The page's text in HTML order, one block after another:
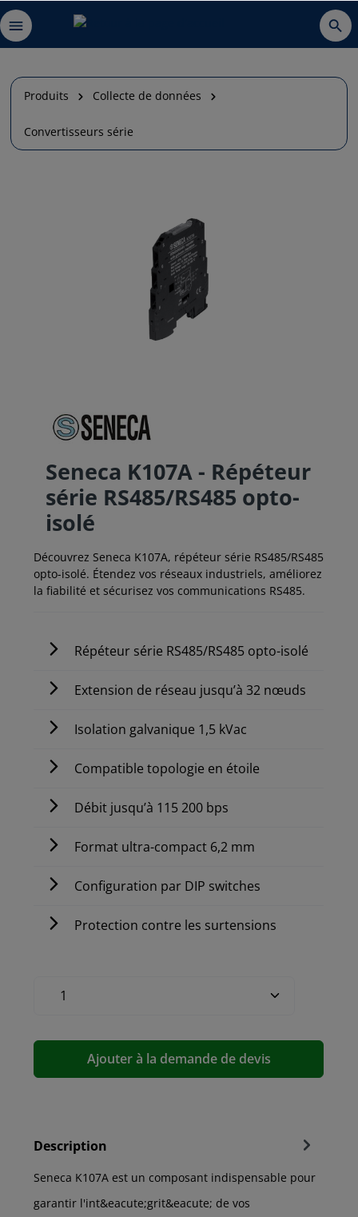
Produits Collecte de données
Convertisseurs série
Seneca K107A - Répéteur
série RS485/RS485 opto-
isolé
Découvrez Seneca K107A, répéteur série RS485/RS485
opto-isolé. Étendez vos réseaux industriels, améliorez
la fiabilité et sécurisez vos communications RS485.
Répéteur série RS485/RS485 opto-isolé
Extension de réseau jusqu’à 32 nœuds
Isolation galvanique 1,5 kVac
Compatible topologie en étoile
Débit jusqu’à 115 200 bps
Format ultra-compact 6,2 mm
Configuration par DIP switches
Protection contre les surtensions
Ajouter à la demande de devis
Description
Seneca K107A est un composant indispensable pour
garantir l'int&eacute;grit&eacute; de vos